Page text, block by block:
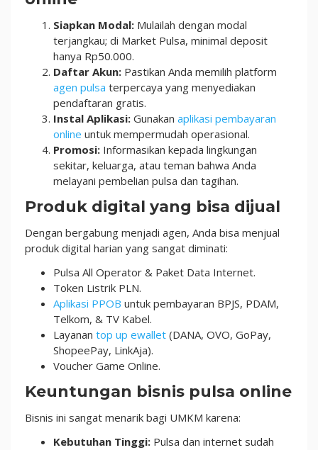
Siapkan Modal: Mulailah dengan modal
terjangkau; di Market Pulsa, minimal deposit
hanya Rp50.000.
Daftar Akun: Pastikan Anda memilih platform
agen pulsa terpercaya yang menyediakan
pendaftaran gratis.
Instal Aplikasi: Gunakan aplikasi pembayaran
online untuk mempermudah operasional.
Promosi: Informasikan kepada lingkungan
sekitar, keluarga, atau teman bahwa Anda
melayani pembelian pulsa dan tagihan.
Produk digital yang bisa dijual
Dengan bergabung menjadi agen, Anda bisa menjual
produk digital harian yang sangat diminati:
Pulsa All Operator & Paket Data Internet.
Token Listrik PLN.
Aplikasi PPOB untuk pembayaran BPJS, PDAM,
Telkom, & TV Kabel.
Layanan top up ewallet (DANA, OVO, GoPay,
ShopeePay, LinkAja).
Voucher Game Online.
Keuntungan bisnis pulsa online
Bisnis ini sangat menarik bagi UMKM karena:
Kebutuhan Tinggi: Pulsa dan internet sudah